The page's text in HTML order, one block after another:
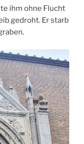
ihm ohne Flucht
gedroht. Er starb